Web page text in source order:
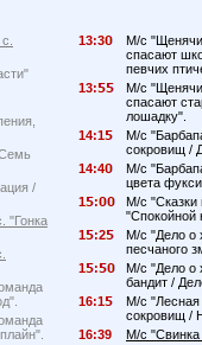
/
"Гонка
13:3
М/с
спасают
певчих
13:
М/с
спасают
лошадку".
14:1
М/с
сокровищ /
14:4
М/с
цвета
1
:
М/с "Сказки
"Спокойной
1
:2
М/с "Дело о
песчаного
1
:
М/с "Дело о
бандит /
16:1
М/с "Лесная
сокровищ /
16:39
М/с "Свинка